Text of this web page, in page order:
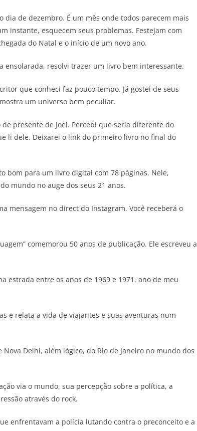
dia de dezembro. É um mês onde todos parecem mais
instante, esquecem seus problemas. Festejam com
do Natal e o início de um novo ano.
ensolarada, resolvi trazer um livro bem interessante.
que conheci faz pouco tempo. Já gostei de seus
um universo bem peculiar.
de presente de Joel. Percebi que seria diferente do
li dele. Deixarei o link do primeiro livro no final do
bom para um livro digital com 78 páginas. Nele,
mundo no auge dos seus 21 anos.
mensagem no direct do Instagram. Você receberá o
comemorou 50 anos de publicação. Ele escreveu a
estrada entre os anos de 1969 e 1971, ano de meu
e relata a vida de viajantes e suas aventuras num
Delhi, além lógico, do Rio de Janeiro no mundo dos
via o mundo, sua percepção sobre a política, a
através do rock.
enfrentavam a polícia lutando contra o preconceito e a
05/08/2026 Adriana